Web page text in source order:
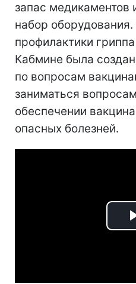
запас медикаментов
набор
профилактики
Кабмине была
по вопросам
заниматься
обеспечении
опасных болезней.